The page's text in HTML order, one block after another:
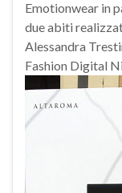
Emotionwear in
due abiti
Alessandra
Fashion Digital